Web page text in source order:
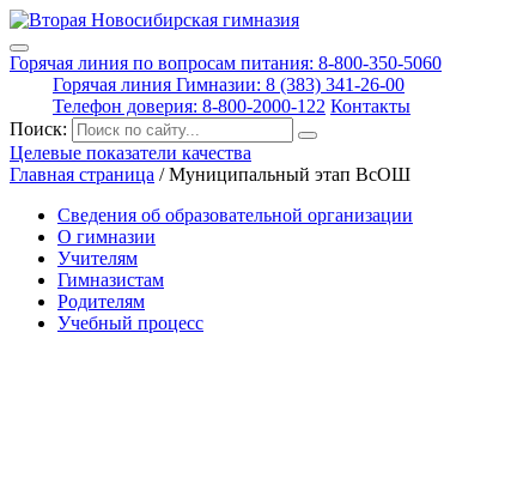
Горячая линия по вопросам питания: 8-800-350-5060
Горячая линия Гимназии: 8 (383) 341-26-00
Телефон доверия: 8-800-2000-122 Контакты
Поиск:
Целевые показатели качества
Главная страница /Муниципальный этап ВсОШ
Сведения об образовательной организации
О гимназии
Учителям
Гимназистам
Родителям
Учебный процесс